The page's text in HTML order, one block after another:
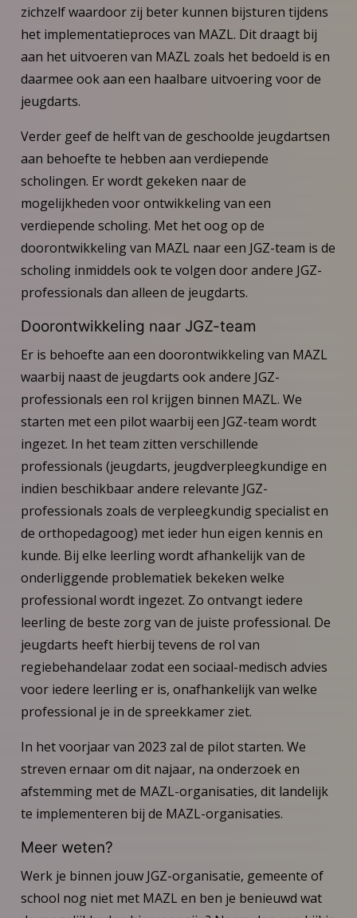
zichzelf waardoor zij beter kunnen bijsturen tijdens
het implementatieproces van MAZL. Dit draagt bij
aan het uitvoeren van MAZL zoals het bedoeld is en
daarmee ook aan een haalbare uitvoering voor de
jeugdarts.
Verder geef de helft van de geschoolde jeugdartsen
aan behoefte te hebben aan verdiepende
scholingen. Er wordt gekeken naar de
mogelijkheden voor ontwikkeling van een
verdiepende scholing. Met het oog op de
doorontwikkeling van MAZL naar een JGZ-team is de
scholing inmiddels ook te volgen door andere JGZ-
professionals dan alleen de jeugdarts.
Doorontwikkeling naar JGZ-team
Er is behoefte aan een doorontwikkeling van MAZL
waarbij naast de jeugdarts ook andere JGZ-
professionals een rol krijgen binnen MAZL. We
starten met een pilot waarbij een JGZ-team wordt
ingezet. In het team zitten verschillende
professionals (jeugdarts, jeugdverpleegkundige en
indien beschikbaar andere relevante JGZ-
professionals zoals de verpleegkundig specialist en
de orthopedagoog) met ieder hun eigen kennis en
kunde. Bij elke leerling wordt afhankelijk van de
onderliggende problematiek bekeken welke
professional wordt ingezet. Zo ontvangt iedere
leerling de beste zorg van de juiste professional. De
jeugdarts heeft hierbij tevens de rol van
regiebehandelaar zodat een sociaal-medisch advies
voor iedere leerling er is, onafhankelijk van welke
professional je in de spreekkamer ziet.
In het voorjaar van 2023 zal de pilot starten. We
streven ernaar om dit najaar, na onderzoek en
afstemming met de MAZL-organisaties, dit landelijk
te implementeren bij de MAZL-organisaties.
Meer weten?
Werk je binnen jouw JGZ-organisatie, gemeente of
school nog niet met MAZL en ben je benieuwd wat